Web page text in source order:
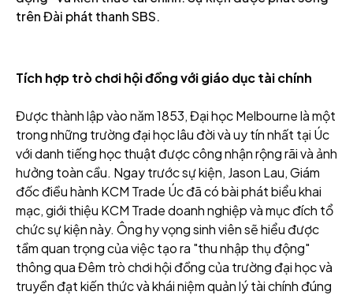
trên Đài phát thanh SBS.
Tích hợp trò chơi hội đồng với giáo dục tài chính
Được thành lập vào năm 1853, Đại học Melbourne là một
trong những trường đại học lâu đời và uy tín nhất tại Úc
với danh tiếng học thuật được công nhận rộng rãi và ảnh
hưởng toàn cầu. Ngay trước sự kiện, Jason Lau, Giám
đốc điều hành KCM Trade Úc đã có bài phát biểu khai
mạc, giới thiệu KCM Trade doanh nghiệp và mục đích tổ
chức sự kiện này. Ông hy vọng sinh viên sẽ hiểu được
tầm quan trọng của việc tạo ra "thu nhập thụ động"
thông qua Đêm trò chơi hội đồng của trường đại học và
truyền đạt kiến thức và khái niệm quản lý tài chính đúng